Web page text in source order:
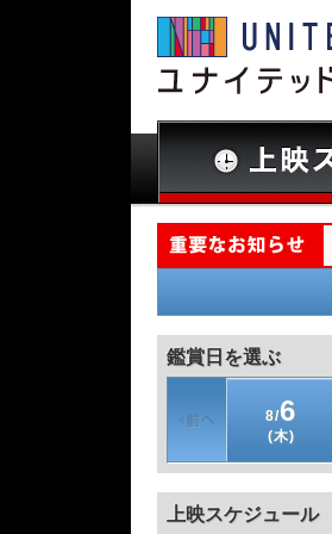
鑑賞日を選ぶ
8/6
(木)
上映スケジュール